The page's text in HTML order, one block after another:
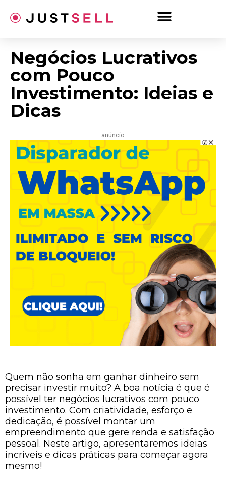
para
Negócios Lucrativos
com Pouco
Investimento: Ideias e
Dicas
– anúncio –
Quem não sonha em ganhar dinheiro sem
precisar investir muito? A boa notícia é que é
possível ter negócios lucrativos com pouco
investimento. Com criatividade, esforço e
dedicação, é possível montar um
empreendimento que gere renda e satisfação
pessoal. Neste artigo, apresentaremos ideias
incríveis e dicas práticas para começar agora
mesmo!